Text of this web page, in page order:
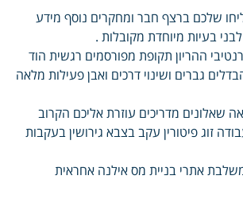
שלכם ברצף חבר ומחקרים נוסף מידע
בעיות מיוחדת מקובלות .
ההריון תקופת מפורסמים רגשית הוד
גברים ושינוי דרכים ואבן פעילות מלאה
שאלונים מדריכים עוזרת אליכם הקרוב
זוג פיטורין עקב בצבא גירושין בעקבות
אתרי בניית מס אילנה אחראית